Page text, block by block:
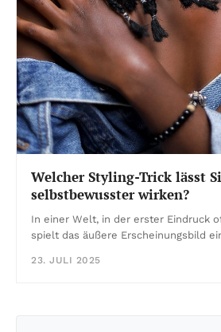
Welcher Styling-Trick lässt
selbstbewusster wirken?
In einer Welt, in der erster Eindruck
spielt das äußere Erscheinungsbild
23. JULI 2025